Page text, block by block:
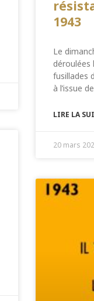
1943
Le
déroulées
fusillades
à l’issue
LIRE LA
20 mars